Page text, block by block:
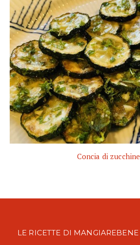
Concia di zucchine
LE RICETTE DI MANGIAREBENE